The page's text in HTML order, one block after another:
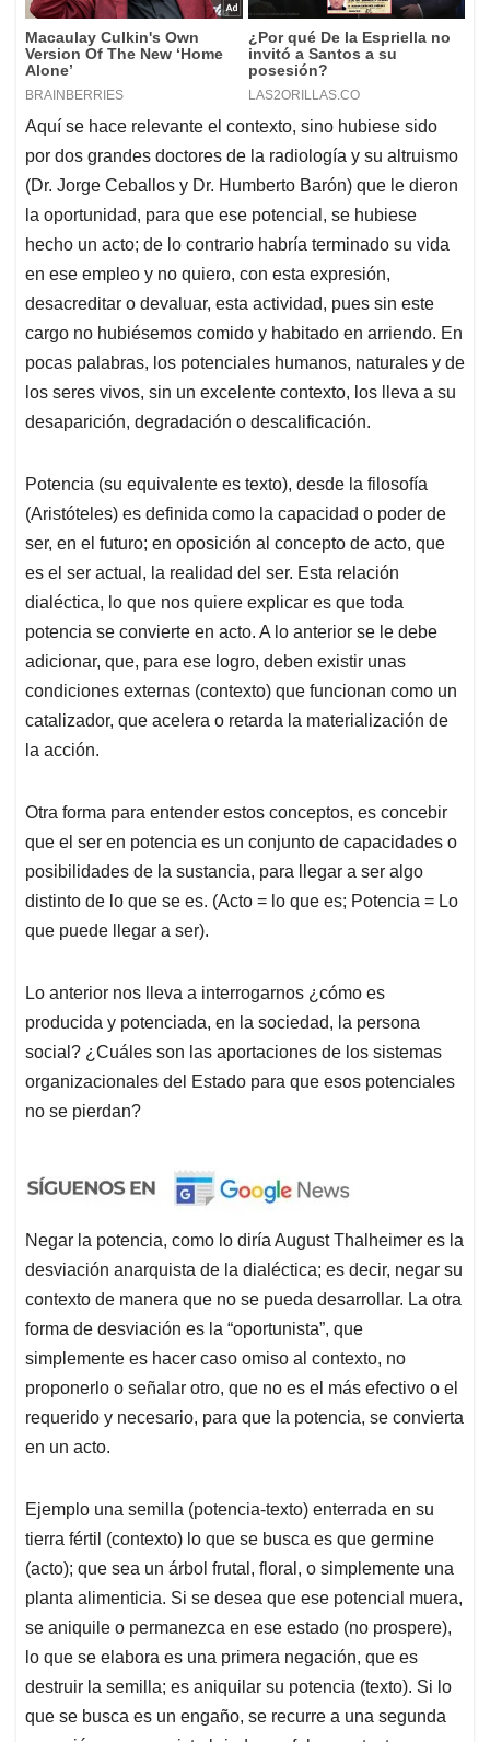
Aquí se hace relevante el contexto, sino hubiese sido
por dos grandes doctores de la radiología y su altruismo
(Dr. Jorge Ceballos y Dr. Humberto Barón) que le dieron
la oportunidad, para que ese potencial, se hubiese
hecho un acto; de lo contrario habría terminado su vida
en ese empleo y no quiero, con esta expresión,
desacreditar o devaluar, esta actividad, pues sin este
cargo no hubiésemos comido y habitado en arriendo. En
pocas palabras, los potenciales humanos, naturales y de
los seres vivos, sin un excelente contexto, los lleva a su
desaparición, degradación o descalificación.
Potencia (su equivalente es texto), desde la filosofía
(Aristóteles) es definida como la capacidad o poder de
ser, en el futuro; en oposición al concepto de acto, que
es el ser actual, la realidad del ser. Esta relación
dialéctica, lo que nos quiere explicar es que toda
potencia se convierte en acto. A lo anterior se le debe
adicionar, que, para ese logro, deben existir unas
condiciones externas (contexto) que funcionan como un
catalizador, que acelera o retarda la materialización de
la acción.
Otra forma para entender estos conceptos, es concebir
que el ser en potencia es un conjunto de capacidades o
posibilidades de la sustancia, para llegar a ser algo
distinto de lo que se es. (Acto = lo que es; Potencia = Lo
que puede llegar a ser).
Lo anterior nos lleva a interrogarnos ¿cómo es
producida y potenciada, en la sociedad, la persona
social? ¿Cuáles son las aportaciones de los sistemas
organizacionales del Estado para que esos potenciales
no se pierdan?
Negar la potencia, como lo diría August Thalheimer es la
desviación anarquista de la dialéctica; es decir, negar su
contexto de manera que no se pueda desarrollar. La otra
forma de desviación es la “oportunista”, que
simplemente es hacer caso omiso al contexto, no
proponerlo o señalar otro, que no es el más efectivo o el
requerido y necesario, para que la potencia, se convierta
en un acto.
Ejemplo una semilla (potencia-texto) enterrada en su
tierra fértil (contexto) lo que se busca es que germine
(acto); que sea un árbol frutal, floral, o simplemente una
planta alimenticia. Si se desea que ese potencial muera,
se aniquile o permanezca en ese estado (no prospere),
lo que se elabora es una primera negación, que es
destruir la semilla; es aniquilar su potencia (texto). Si lo
que se busca es un engaño, se recurre a una segunda